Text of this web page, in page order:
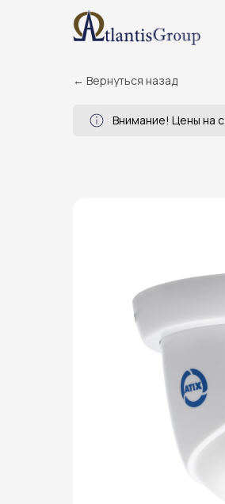
← Вернуться назад
Внимание! Цены на